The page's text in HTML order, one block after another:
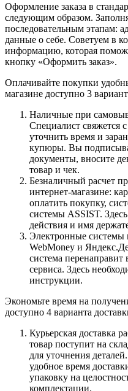
Оформление заказа в
следующим образом.
последовательным этапам:
данные о себе. Советуем в
информацию, которая
кнопку «Оформить заказ».
Оплачивайте покупки
магазине доступно 3
Наличные при
Специалист свяжется
уточнить время и
купюры. Вы
документы, вносите
товар и чек.
Безналичный расчет
интернет-магазине:
оплатить покупку,
системы ASSIST.
действия и имя
Электронные системы
WebMoney и
система перенаправит
сервиса. Здесь
инструкции.
Экономьте время на
доступно 4 варианта
Курьерская доставка
товар поступит на
для уточнения
удобное время
упаковку на
комплектации.